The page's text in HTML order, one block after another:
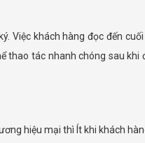
Việc khách hàng đọc đến
tác nhanh chóng sau
hiệu mại thì Ít khi khách